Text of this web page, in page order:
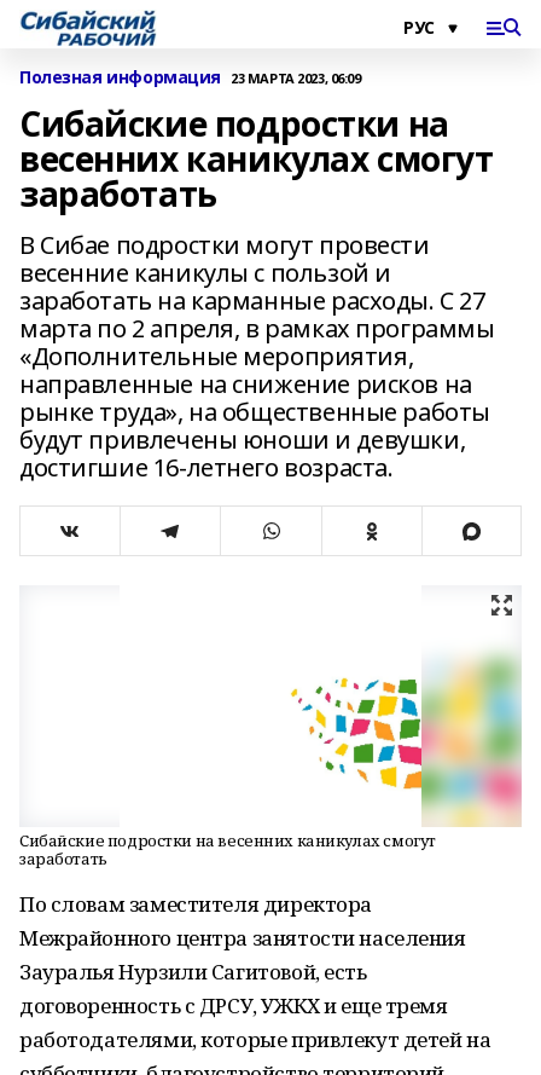
Полезная информация 23 МАРТА 2023, 06:09
Сибайские подростки на
весенних каникулах смогут
заработать
В Сибае подростки могут провести
весенние каникулы с пользой и
заработать на карманные расходы. С 27
марта по 2 апреля, в рамках программы
«Дополнительные мероприятия,
направленные на снижение рисков на
рынке труда», на общественные работы
будут привлечены юноши и девушки,
достигшие 16-летнего возраста.
Сибайские подростки на весенних каникулах смогут
заработать
По словам заместителя директора
Межрайонного центра занятости населения
Зауралья Нурзили Сагитовой, есть
договоренность с ДРСУ, УЖКХ и еще тремя
работодателями, которые привлекут детей на